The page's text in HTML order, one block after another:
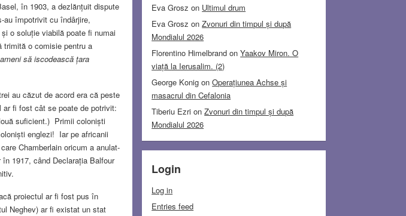
în 1903, a dezlănțuit dispute
împotrivit cu îndârjire,
o soluție viabilă poate fi numai
o comisie pentru a
să iscodească țara
au căzut de acord era că peste
fi fost cât se poate de potrivit:
suficient.) Primii coloniști
englezi! Iar pe africanii
Chamberlain oricum a anulat-
1917, când Declarația Balfour
proiectul ar fi fost pus în
Neghev) ar fi existat un stat
Eva Grosz on Ultimul drum
Eva Grosz onZvonuri din timpul și după
Mondialul 2026
Florentino Himelbrand onYaakov Miron. O
viață la Ierusalim. (2)
George Konig onOperațiunea Achse și
masacrul din Cefalonia
Tiberiu Ezri onZvonuri din timpul și după
Mondialul 2026
Login
Log in
Entries feed